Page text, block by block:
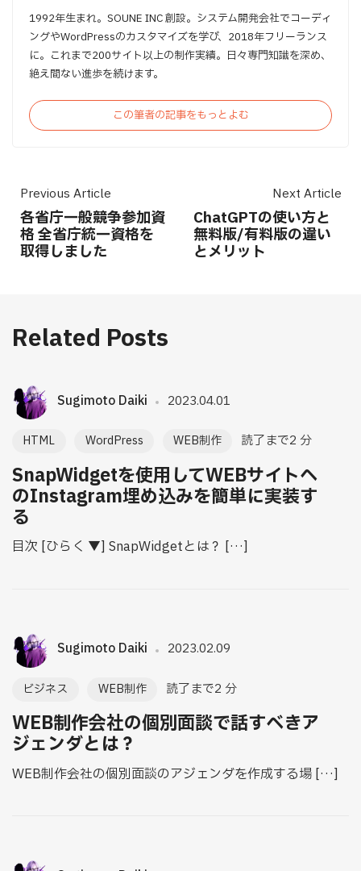
1992年生まれ。SOUNE INC 創設。システム開発会社でコーディ
ングやWordPressのカスタマイズを学び、2018年フリーランス
に。これまで200サイト以上の制作実績。日々専門知識を深め、
絶え間ない進歩を続けます。
この筆者の記事をもっとよむ
Previous Article
各省庁一般競争参加資
格 全省庁統一資格を
取得しました
Next Article
ChatGPTの使い方と
無料版/有料版の違い
とメリット
Related Posts
Sugimoto Daiki 2023.04.01
HTML WordPress WEB制作 読了まで2 分
SnapWidgetを使用してWEBサイトへ
のInstagram埋め込みを簡単に実装す
る
目次 [ひらく ▼] SnapWidgetとは？ […]
Sugimoto Daiki 2023.02.09
ビジネス WEB制作 読了まで2 分
WEB制作会社の個別面談で話すべきア
ジェンダとは？
WEB制作会社の個別面談のアジェンダを作成する場 […]